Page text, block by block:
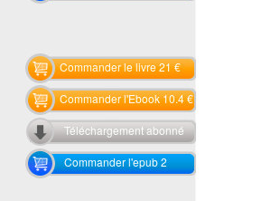
Commander le livre 21 €
Commander l'Ebook 10.4 €
Téléchargement abonné
Commander l'epub 2